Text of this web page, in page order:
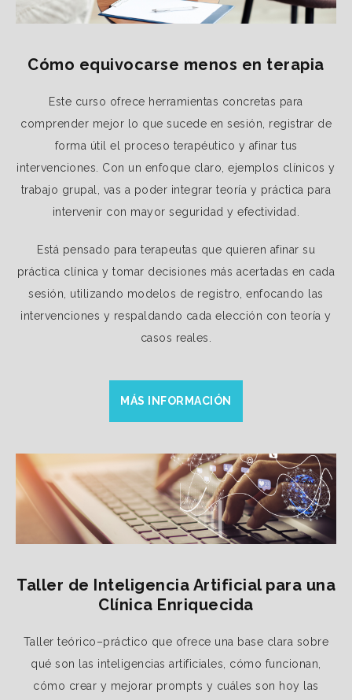
Cómo equivocarse menos en terapia
Este curso ofrece herramientas concretas para
comprender mejor lo que sucede en sesión, registrar de
forma útil el proceso terapéutico y afinar tus
intervenciones. Con un enfoque claro, ejemplos clínicos y
trabajo grupal, vas a poder integrar teoría y práctica para
intervenir con mayor seguridad y efectividad.
Está pensado para terapeutas que quieren afinar su
práctica clínica y tomar decisiones más acertadas en cada
sesión, utilizando modelos de registro, enfocando las
intervenciones y respaldando cada elección con teoría y
casos reales.
MÁS INFORMACIÓN
Taller de Inteligencia Artificial para una
Clínica Enriquecida
Taller teórico–práctico que ofrece una base clara sobre
qué son las inteligencias artificiales, cómo funcionan,
cómo crear y mejorar prompts y cuáles son hoy las